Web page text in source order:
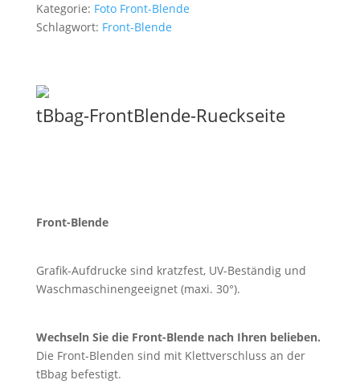
Kategorie: Foto Front-Blende
Schlagwort: Front-Blende
tBbag-FrontBlende-Rueckseite
Front-Blende
Grafik-Aufdrucke sind kratzfest, UV-Beständig und
Waschmaschinengeeignet (maxi. 30°).
Wechseln Sie die Front-Blende nach Ihren belieben.
Die Front-Blenden sind mit Klettverschluss an der
tBbag befestigt.